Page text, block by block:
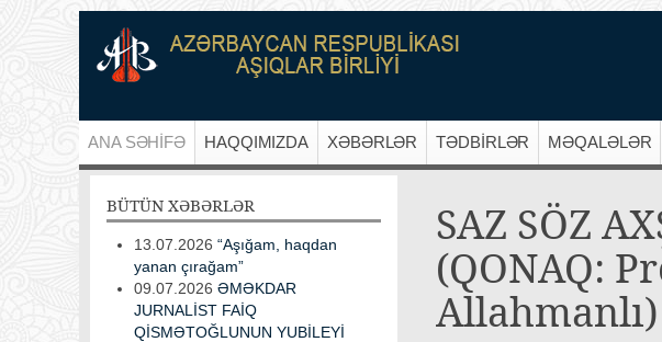
ANA SƏHİFƏ HAQQIMIZDA XƏBƏRLƏR TƏDBİRLƏR MƏQALƏLƏR
SAZ SÖZ
(QONAQ:
Allahmanlı)
BÜTÜN XƏBƏRLƏR
13.07.2026 “Aşığam, haqdan
yanan çırağam”
09.07.2026 ƏMƏKDAR
JURNALİST FAİQ
QİSMƏTOĞLUNUN YUBİLEYİ